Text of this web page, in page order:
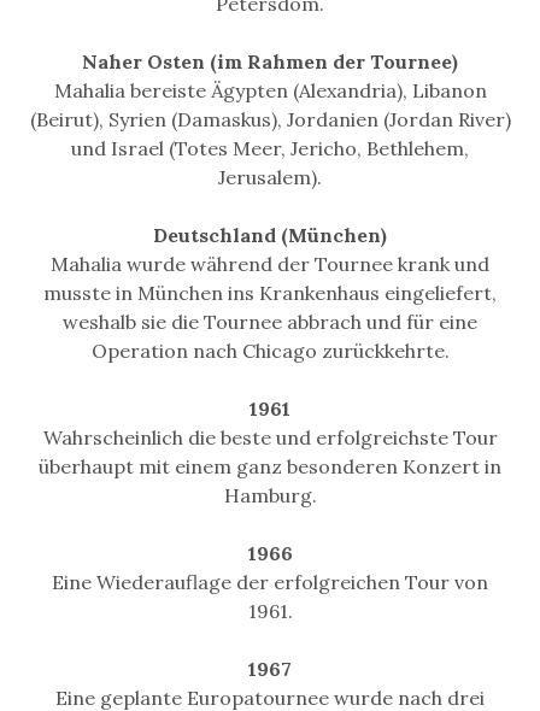
Naher Osten (im Rahmen der Tournee)
Mahalia bereiste Ägypten (Alexandria), Libanon
(Beirut), Syrien (Damaskus), Jordanien (Jordan River)
und Israel (Totes Meer, Jericho, Bethlehem,
Jerusalem).
Deutschland (München)
Mahalia wurde während der Tournee krank und
musste in München ins Krankenhaus eingeliefert,
weshalb sie die Tournee abbrach und für eine
Operation nach Chicago zurückkehrte.
1961
Wahrscheinlich die beste und erfolgreichste Tour
überhaupt mit einem ganz besonderen Konzert in
Hamburg.
1966
Eine Wiederauflage der erfolgreichen Tour von
1961.
1967
Eine geplante Europatournee wurde nach drei